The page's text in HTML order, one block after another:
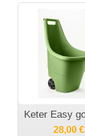
28,00 €